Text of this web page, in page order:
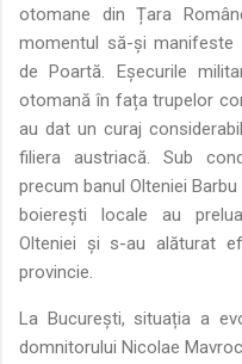
otomane din Țara
momentul să-și
de Poartă. Eșecurile
otomană în fața trupelor
au dat un curaj
filiera austriacă. Sub
precum banul Olteniei
boierești locale au
Olteniei și s-au alăturat
provincie.
La București, situația a
domnitorului Nicolae